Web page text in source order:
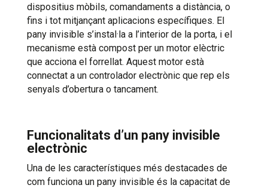
dispositius mòbils, comandaments a distància, o
fins i tot mitjançant aplicacions específiques. El
pany invisible s’instal·la a l’interior de la porta, i el
mecanisme està compost per un motor elèctric
que acciona el forrellat. Aquest motor està
connectat a un controlador electrònic que rep els
senyals d’obertura o tancament.
Funcionalitats d’un pany invisible
electrònic
Una de les característiques més destacades de
com funciona un pany invisible és la capacitat de